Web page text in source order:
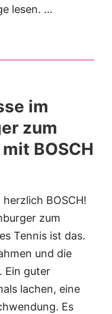
lesen. …
im
zum
BOSCH
BOSCH!
zum
Tennis ist das.
und die
Ein guter
lachen, eine
Es